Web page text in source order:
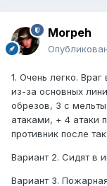
Morpeh
1. Очень легко.
из-за основных
обрезов, 3 с
атаками, + 4 атаки
противник после
Вариант 2. Сидят в
Вариант 3.